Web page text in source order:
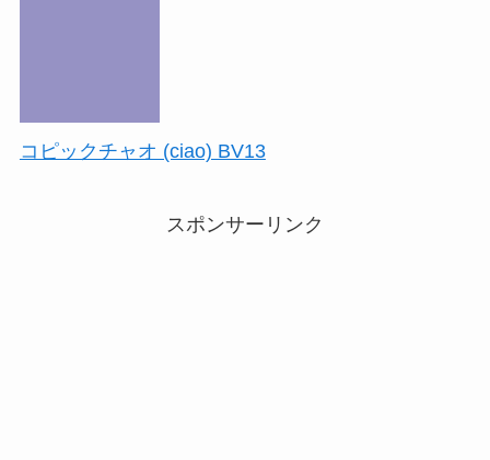
コピックチャオ (ciao) BV13
スポンサーリンク